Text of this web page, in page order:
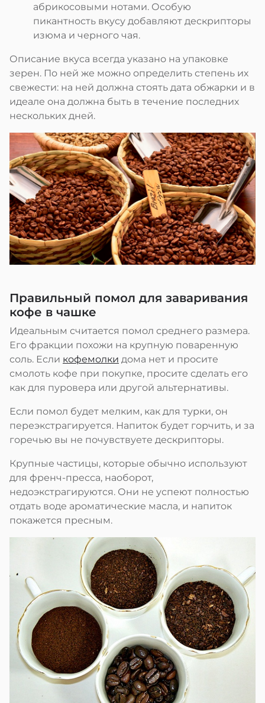
абрикосовыми нотами. Особую
пикантность вкусу добавляют дескрипторы
изюма и черного чая.
Описание вкуса всегда указано на упаковке
зерен. По ней же можно определить степень их
свежести: на ней должна стоять дата обжарки и в
идеале она должна быть в течение последних
нескольких дней.
Правильный помол для заваривания
кофе в чашке
Идеальным считается помол среднего размера.
Его фракции похожи на крупную поваренную
соль. Если кофемолки дома нет и просите
смолоть кофе при покупке, просите сделать его
как для пуровера или другой альтернативы.
Если помол будет мелким, как для турки, он
переэкстрагируется. Напиток будет горчить, и за
горечью вы не почувствуете дескрипторы.
Крупные частицы, которые обычно используют
для френч-пресса, наоборот,
недоэкстрагируются. Они не успеют полностью
отдать воде ароматические масла, и напиток
покажется пресным.